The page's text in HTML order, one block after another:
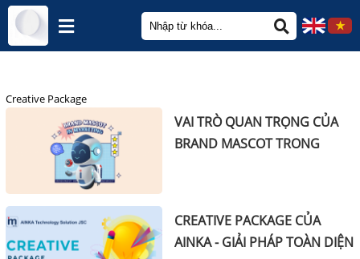
\r\n\r\n
Creative Package
VAI TRÒ QUAN TRỌNG CỦA
BRAND MASCOT TRONG
CREATIVE PACKAGE CỦA
AINKA - GIẢI PHÁP TOÀN DIỆN